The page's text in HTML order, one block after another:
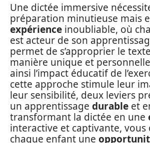
Une dictée immersive
préparation minutieuse mais
expérience inoubliable, où
est acteur de son
permet de s’approprier le
manière unique et
ainsi l’impact éducatif de
cette approche stimule leur
leur sensibilité, deux leviers
un apprentissage durable et
transformant la dictée en une
interactive et captivante, vous
chaque enfant une